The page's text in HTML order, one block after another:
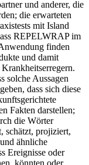
und anderer, die
die erwarteten
mit Island
REPELWRAP im
finden
und damit
solche Aussagen
dass sich diese
Fakten darstellen;
die Wörter
schätzt, projiziert,
ähnliche
Ereignisse oder
könnten oder